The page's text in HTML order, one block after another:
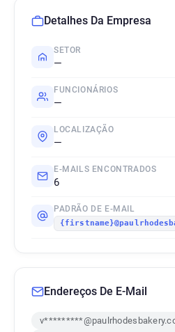
Detalhes Da Empresa
SETOR
—
FUNCIONÁRIOS
—
LOCALIZAÇÃO
—
E-MAILS ENCONTRADOS
6
PADRÃO DE E-MAIL
Endereços De E-Mail